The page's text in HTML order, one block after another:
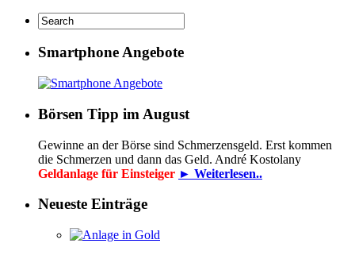
Smartphone Angebote
Börsen Tipp im August
Gewinne an der Börse sind Schmerzensgeld. Erst kommen
die Schmerzen und dann das Geld. André Kostolany
Geldanlage für Einsteiger ► Weiterlesen..
Neueste Einträge